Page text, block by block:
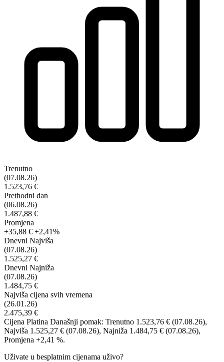
Trenutno
(07.08.26)
1.523,76 €
Prethodni dan
(06.08.26)
1.487,88 €
Promjena
+35,88 € +2,41%
Dnevni Najviša
(07.08.26)
1.525,27 €
Dnevni Najniža
(07.08.26)
1.484,75 €
Najviša cijena svih vremena
(26.01.26)
2.475,39 €
Cijena Platina Današnji pomak: Trenutno 1.523,76 € (07.08.26),
Najviša 1.525,27 € (07.08.26), Najniža 1.484,75 € (07.08.26),
Promjena +2,41 %.
Uživate u besplatnim cijenama uživo?